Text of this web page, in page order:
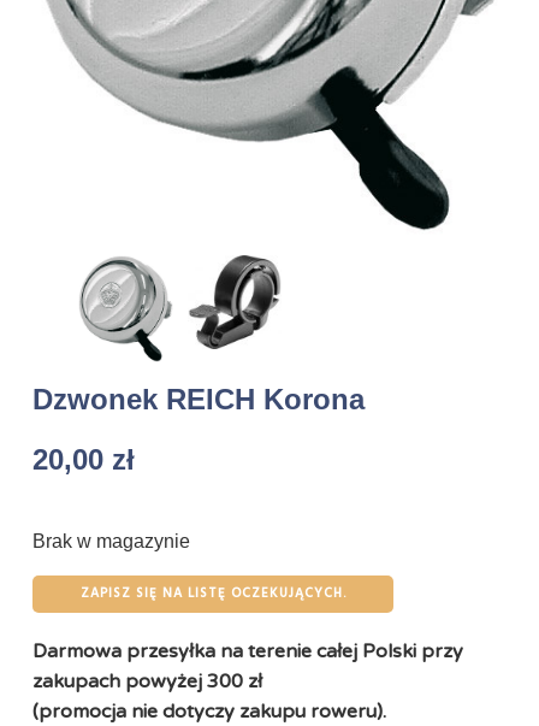
Dzwonek REICH Korona
20,00 zł
Brak w magazynie
ZAPISZ SIĘ NA LISTĘ OCZEKUJĄCYCH.
Darmowa przesyłka na terenie całej Polski przy
zakupach powyżej 300 zł
(promocja nie dotyczy zakupu roweru).